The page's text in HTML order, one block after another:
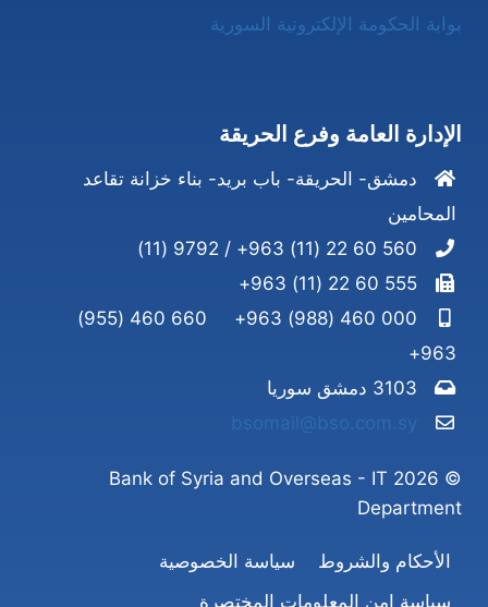
بوابة الحكومة الإلكترونية السورية
الإدارة العامة وفرع الحريقة
دمشق- الحريقة- باب بريد- بناء خزانة تقاعد
المحامين
560 60 22 (11) 963+ / 9792 (11)
555 60 22 (11) 963+
000 460 (988) 963+
660 460 (955)
963+
3103 دمشق سوريا
bsomail@bso.com.sy
© 2026 Bank of Syria and Overseas - IT
Department
الأحكام والشروط
سياسة الخصوصية
سياسة امن المعلومات المختصرة